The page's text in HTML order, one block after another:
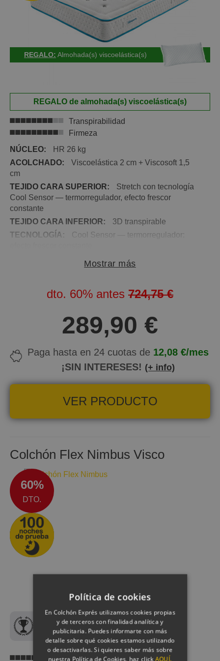
REGALO: Almohada(s) viscoelástica(s)
REGALO de almohada(s) viscoelástica(s)
Transpirabilidad
Firmeza
NÚCLEO:
HR 26 kg
ACOLCHADO:
Viscoelástica 2 cm + Viscosoft 1,5
cm
TEJIDO CARA SUPERIOR:
Stretch con tecnología
Cool Sensor — termorregulador, efecto frescor
constante
TEJIDO CARA INFERIOR:
3D transpirable
TECNOLOGÍA:
Cool Sensor — termorregulador:
GARANTÍA: 5 años
Mostrar más
dto. 60% antes 724,75 €
289,90 €
Paga hasta en 24 cuotas de 12,08 €/mes
¡SIN INTERESES! (+ info)
VER PRODUCTO
Colchón Flex Nimbus Visco
60%
DTO.
Mejor Colchón Flex Calidad-
Precio
Transpirabilidad
Política de cookies
En Colchón Exprés utilizamos cookies propias
y de terceros con finalidad analítica y
publicitaria. Puedes informarte con más
detalle sobre qué cookies estamos utilizando
o desactivarlas. Si quieres saber más sobre
nuestra Política de Cookies, haz clickAQUÍ.